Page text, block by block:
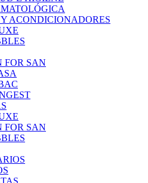
ACONDICIONADORES
FOR SAN
FOR SAN